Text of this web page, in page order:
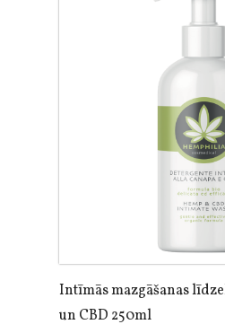
Intīmās mazgāšanas
un CBD 250ml